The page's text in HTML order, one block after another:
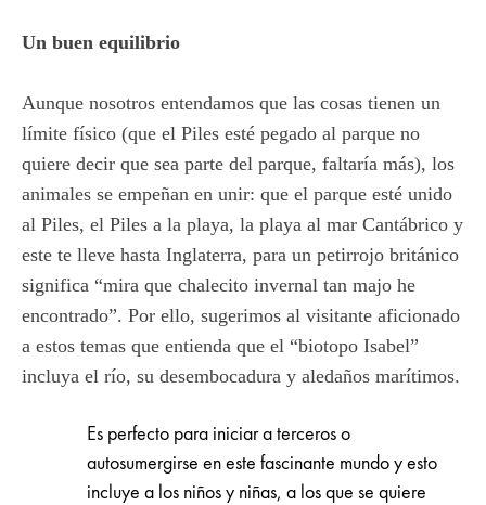
Un buen equilibrio
Aunque nosotros entendamos que las cosas tienen un
límite físico (que el Piles esté pegado al parque no
quiere decir que sea parte del parque, faltaría más), los
animales se empeñan en unir: que el parque esté unido
al Piles, el Piles a la playa, la playa al mar Cantábrico y
este te lleve hasta Inglaterra, para un petirrojo británico
significa “mira que chalecito invernal tan majo he
encontrado”. Por ello, sugerimos al visitante aficionado
a estos temas que entienda que el “biotopo Isabel”
incluya el río, su desembocadura y aledaños marítimos.
Es perfecto para iniciar a terceros o
autosumergirse en este fascinante mundo y esto
incluye a los niños y niñas, a los que se quiere